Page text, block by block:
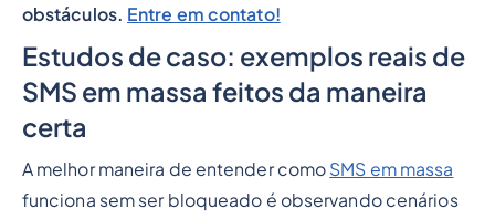
obstáculos. Entre em contato!
Estudos de caso: exemplos reais de
SMS em massa feitos da maneira
certa
A melhor maneira de entender como SMS em massa
funciona sem ser bloqueado é observando cenários